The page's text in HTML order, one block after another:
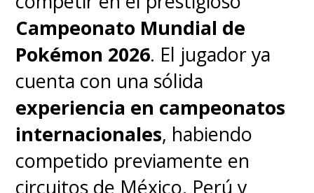
cual DiMartino y Konietzko
abandonaron por "diferencias
creativas" y que fue renovada
por dos temporadas,con
nuevosshowrunners.
Campeonato Mundial de
Pokémon 2026. El jugador ya
cuenta con una sólida
experiencia en campeonatos
internacionales, habiendo
competido previamente en
circuitos de México, Perú y